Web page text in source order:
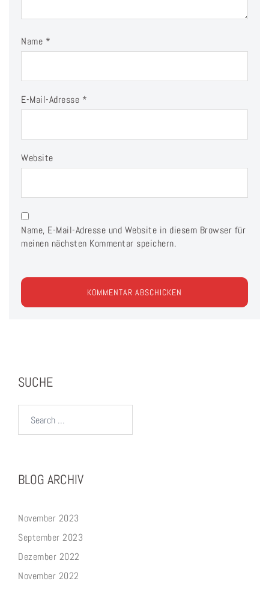
Name *
E-Mail-Adresse *
Website
Name, E-Mail-Adresse und Website in diesem Browser für
meinen nächsten Kommentar speichern.
SUCHE
BLOG ARCHIV
November 2023
September 2023
Dezember 2022
November 2022